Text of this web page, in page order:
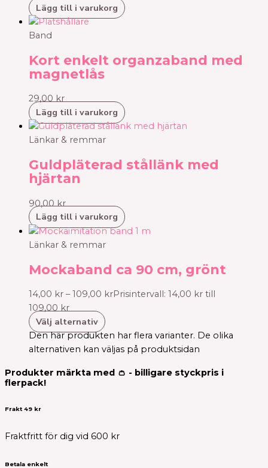
Lägg till i varukorg
Band
Kort enkelt organzaband med
magnetlås
29,00 kr
Lägg till i varukorg
Länkar & remmar
Guldpläterad stållänk med
hjärtan
90,00 kr
Lägg till i varukorg
Länkar & remmar
Mockaband ca 90 cm, grönt
14,00 kr – 109,00 krPrisintervall: 14,00 kr till
109,00 kr
Välj alternativ
Den här produkten har flera varianter. De olika
alternativen kan väljas på produktsidan
Produkter märkta med 👛 - billigare styckpris i
flerpack!
Frakt 49 kr
Fraktfritt för dig vid 600 kr
Betala enkelt